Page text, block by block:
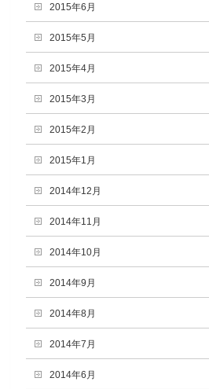
2015年6月
2015年5月
2015年4月
2015年3月
2015年2月
2015年1月
2014年12月
2014年11月
2014年10月
2014年9月
2014年8月
2014年7月
2014年6月